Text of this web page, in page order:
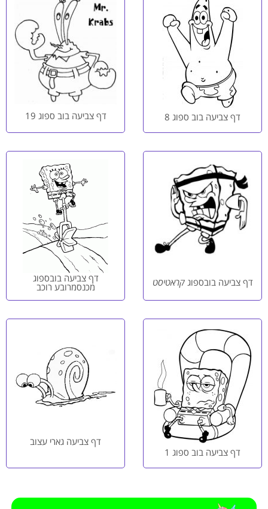
דף צביעה בוב ספוג 8 דף צביעה בוב ספוג 19
דף צביעה בובספוגקראטיסט דף צביעה בובספוג
מכנסמרובע רוכב
דף צביעה בוב ספוג 1
דף צביעה גארי עצוב